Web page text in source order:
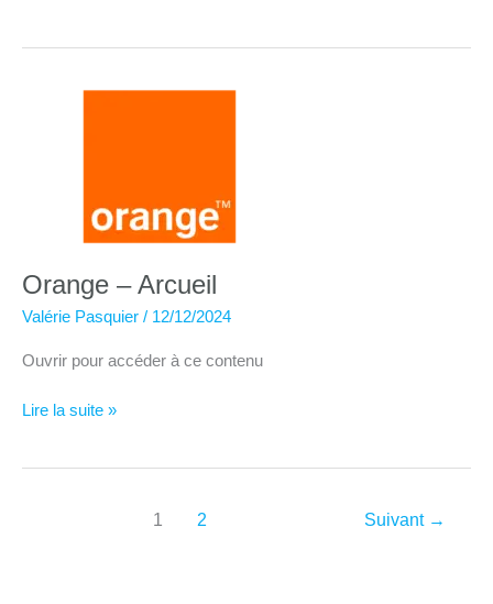
dirigeants
Orange – Arcueil
Valérie Pasquier / 12/12/2024
Ouvrir pour accéder à ce contenu
Orange
Lire la suite »
1 2 Suivant →